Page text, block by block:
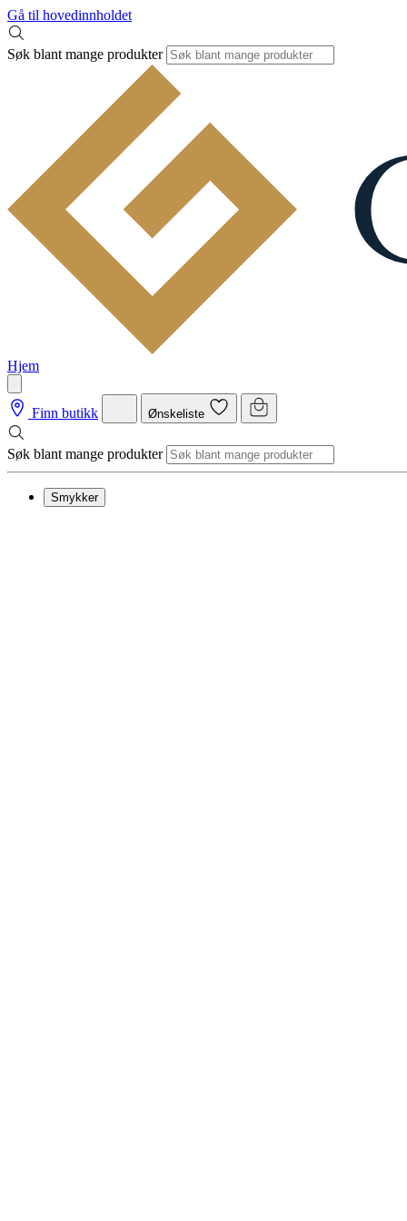
Gå til hovedinnholdet
Søk blant mange produkter
Hjem
Finn butikk Ønskeliste
Søk blant mange produkter
Smykker